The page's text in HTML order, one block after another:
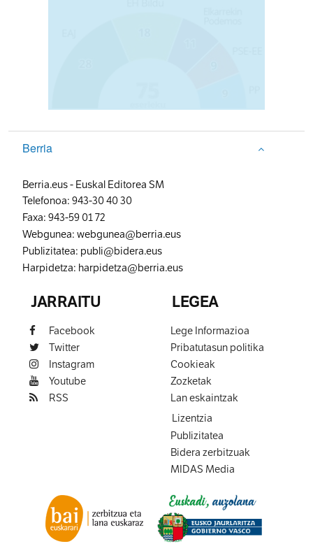
Berria
Berria.eus- Euskal Editorea SM
Telefonoa: 943-30 40 30
Faxa: 943-59 01 72
Webgunea: webgunea@berria.eus
Publizitatea: publi@bidera.eus
Harpidetza: harpidetza@berria.eus
JARRAITU
Facebook
Twitter
Instagram
Youtube
RSS
LEGEA
Lege Informazioa
Pribatutasun politika
Cookieak
Zozketak
Lan eskaintzak
Lizentzia
Publizitatea
Bidera zerbitzuak
MIDAS Media